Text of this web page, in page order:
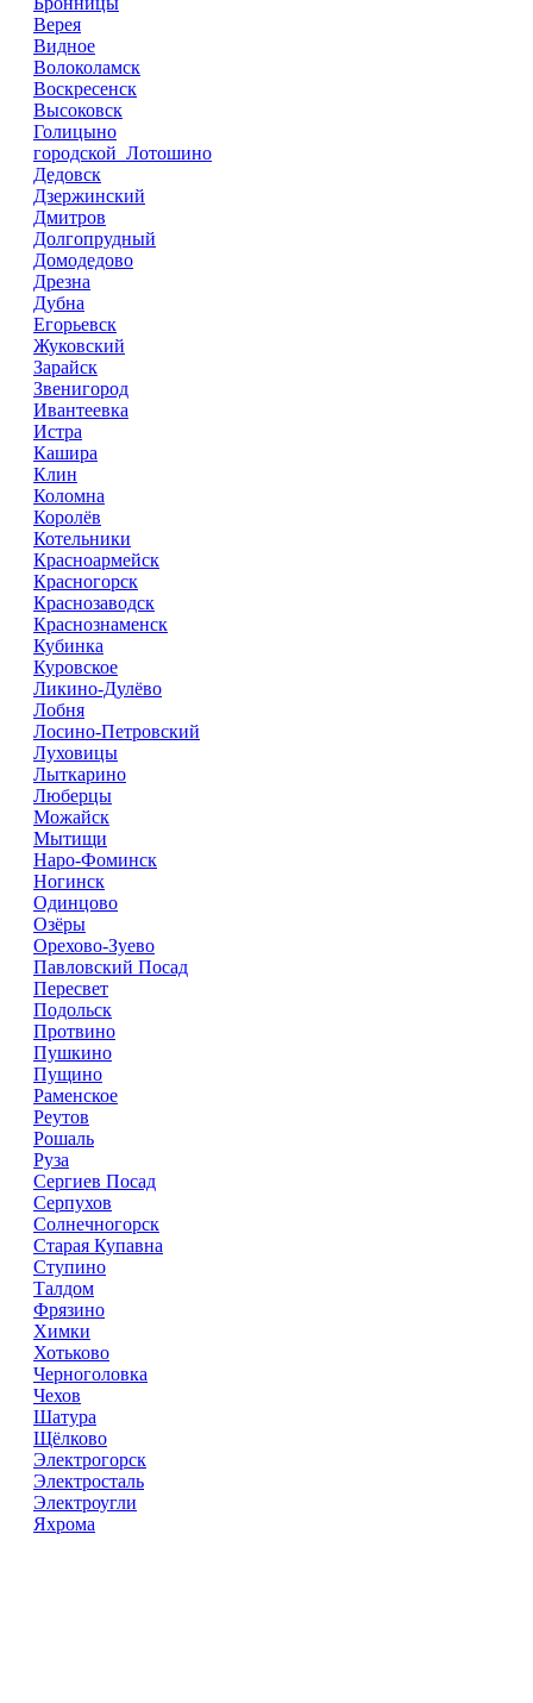
Верея
Видное
Волоколамск
Воскресенск
Высоковск
Голицыно
городской Лотошино
Дедовск
Дзержинский
Дмитров
Долгопрудный
Домодедово
Дрезна
Дубна
Егорьевск
Жуковский
Зарайск
Звенигород
Ивантеевка
Истра
Кашира
Клин
Коломна
Королёв
Котельники
Красноармейск
Красногорск
Краснозаводск
Краснознаменск
Кубинка
Куровское
Ликино-Дулёво
Лобня
Лосино-Петровский
Луховицы
Лыткарино
Люберцы
Можайск
Мытищи
Наро-Фоминск
Ногинск
Одинцово
Озёры
Орехово-Зуево
Павловский Посад
Пересвет
Подольск
Протвино
Пушкино
Пущино
Раменское
Реутов
Рошаль
Руза
Сергиев Посад
Серпухов
Солнечногорск
Старая Купавна
Ступино
Талдом
Фрязино
Химки
Хотьково
Черноголовка
Чехов
Шатура
Щёлково
Электрогорск
Электросталь
Электроугли
Яхрома